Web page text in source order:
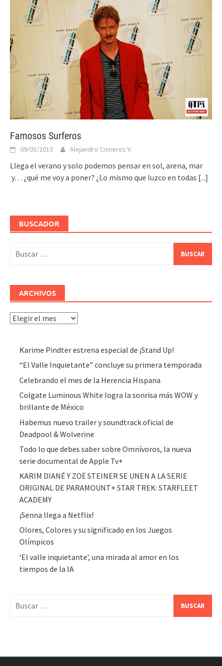
Famosos Surferos
09/05/2013 Alejandro Cisneros V.
Llega el verano y solo podemos pensar en sol, arena, mar
y… ¿qué me voy a poner? ¿Lo mismo que luzco en todas [...]
BUSCADOR
ARCHIVOS
Archivos
Karime Pindter estrena especial de ¡Stand Up!
“El Valle Inquietante” concluye su primera temporada
Celebrando el mes de la Herencia Hispana
Colgate Luminous White logra la sonrisa más WOW y
brillante de México
Habemus nuevo trailer y soundtrack oficial de
Deadpool & Wolverine
Todo lo que debes saber sobre Omnívoros, la nueva
serie documental de Apple Tv+
KARIM DIANÉ Y ZOË STEINER SE UNEN A LA SERIE
ORIGINAL DE PARAMOUNT+ STAR TREK: STARFLEET
ACADEMY
¡Senna llega a Netflix!
Olores, Colores y su significado en los Juegos
Olímpicos
‘El valle inquietante’, una mirada al amor en los
tiempos de la IA